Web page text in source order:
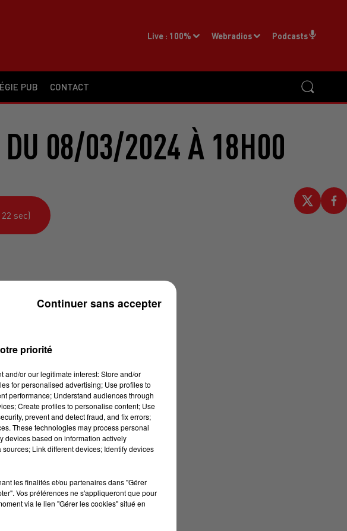
PUB CONTACT
Live : 100% Webradios Podcasts
DU 08/03/2024 À 18H00
sec)
priorité
or our legitimate interest: Store and/or
for personalised advertising; Use profiles to
performance; Understand audiences through
Create profiles to personalise content; Use
prevent and detect fraud, and fix errors;
These technologies may process personal
devices based on information actively
Link different devices; Identify devices
les finalités et/ou partenaires dans "Gérer
Vos préférences ne s'appliqueront que pour
via le lien "Gérer les cookies" situé en
Continuer sans accepter